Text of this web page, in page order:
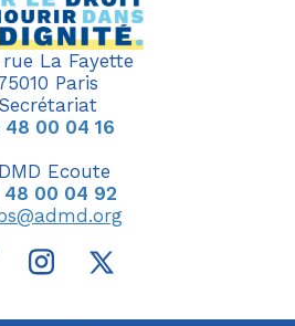
rue La Fayette
Paris
Secrétariat
48 00 04 16
Ecoute
48 00 04 92